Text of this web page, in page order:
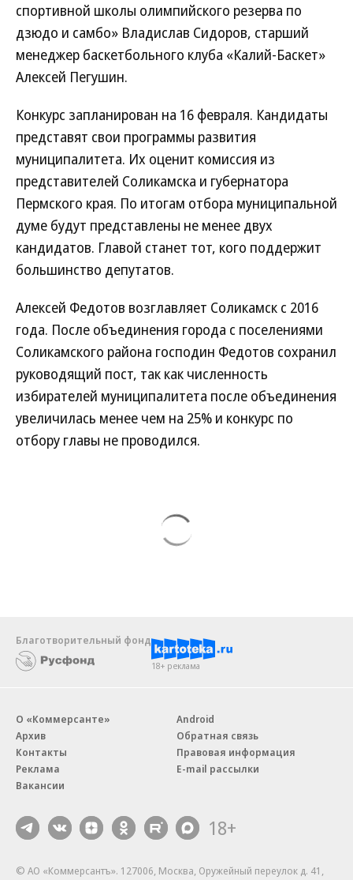
спортивной школы олимпийского резерва по
дзюдо и самбо» Владислав Сидоров, старший
менеджер баскетбольного клуба «Калий-Баскет»
Алексей Пегушин.
Конкурс запланирован на 16 февраля. Кандидаты
представят свои программы развития
муниципалитета. Их оценит комиссия из
представителей Соликамска и губернатора
Пермского края. По итогам отбора муниципальной
думе будут представлены не менее двух
кандидатов. Главой станет тот, кого поддержит
большинство депутатов.
Алексей Федотов возглавляет Соликамск с 2016
года. После объединения города с поселениями
Соликамского района господин Федотов сохранил
руководящий пост, так как численность
избирателей муниципалитета после объединения
увеличилась менее чем на 25% и конкурс по
отбору главы не проводился.
Благотворительный фонд
18+ реклама
О «Коммерсанте»
Архив
Контакты
Реклама
Вакансии
Android
Обратная связь
Правовая информация
E-mail рассылки
18+
© АО «Коммерсантъ». 127006, Москва, Оружейный переулок д. 41,